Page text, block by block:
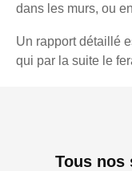
dans les murs, ou
Un rapport détaillé
qui par la suite le
Tous nos